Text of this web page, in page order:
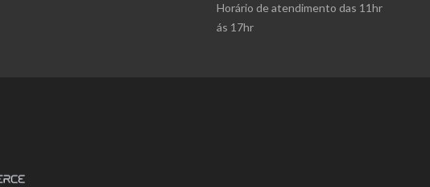
Horário de atendimento das 11hr
ás 17hr